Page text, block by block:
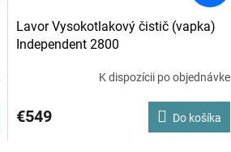
Lavor Vysokotlakový čistič (vapka)
Independent 2800
K dispozícii po objednávke
€549 Do košíka